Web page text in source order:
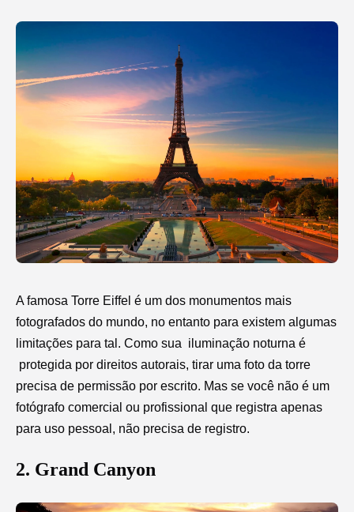
A famosa Torre Eiffel é um dos monumentos mais
fotografados do mundo, no entanto para existem algumas
limitações para tal. Como sua iluminação noturna é
protegida por direitos autorais, tirar uma foto da torre
precisa de permissão por escrito. Mas se você não é um
fotógrafo comercial ou profissional que registra apenas
para uso pessoal, não precisa de registro.
2. Grand Canyon